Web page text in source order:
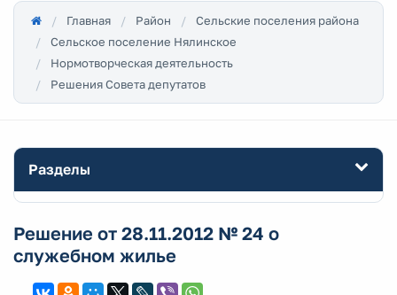
Главная Район
Сельские поселения района
Сельское поселение Нялинское
Нормотворческая деятельность
Решения Совета депутатов
Разделы
Решение от 28.11.2012 № 24 о
служебном жилье